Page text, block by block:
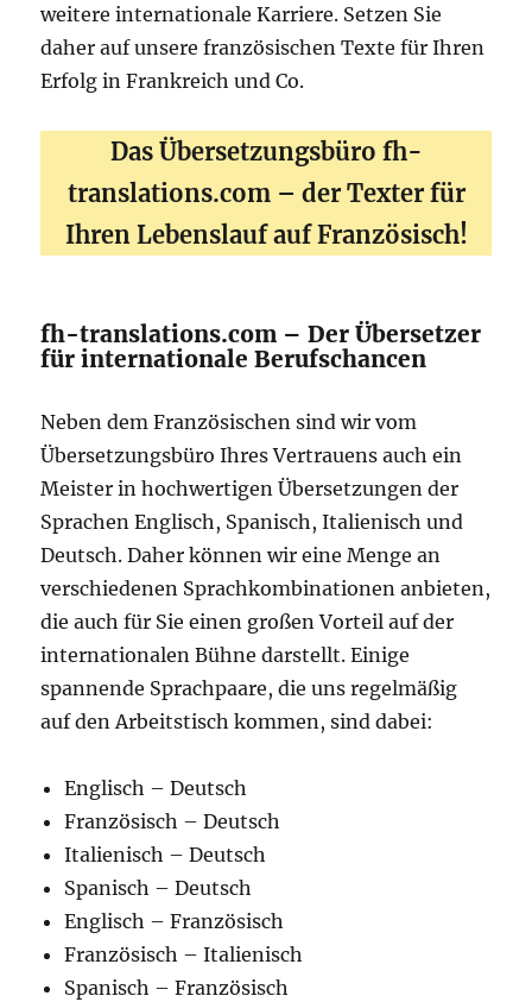
weitere internationale Karriere. Setzen Sie
daher auf unsere französischen Texte für Ihren
Erfolg in Frankreich und Co.
Das Übersetzungsbüro fh-
translations.com – der Texter für
Ihren Lebenslauf auf Französisch!
fh-translations.com – Der Übersetzer
für internationale Berufschancen
Neben dem Französischen sind wir vom
Übersetzungsbüro Ihres Vertrauens auch ein
Meister in hochwertigen Übersetzungen der
Sprachen Englisch, Spanisch, Italienisch und
Deutsch. Daher können wir eine Menge an
verschiedenen Sprachkombinationen anbieten,
die auch für Sie einen großen Vorteil auf der
internationalen Bühne darstellt. Einige
spannende Sprachpaare, die uns regelmäßig
auf den Arbeitstisch kommen, sind dabei:
Englisch – Deutsch
Französisch – Deutsch
Italienisch – Deutsch
Spanisch – Deutsch
Englisch – Französisch
Französisch – Italienisch
Spanisch – Französisch